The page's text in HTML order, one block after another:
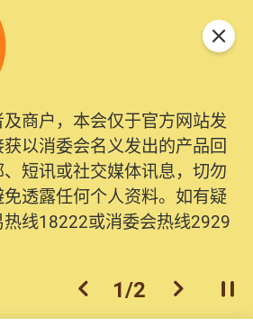
商户，本会仅于官方网站发
以消委会名义发出的产品回
短讯或社交媒体讯息，切勿
透露任何个人资料。如有疑
线18222或消委会热线2929
上一个
1/2 下一个开
关闭